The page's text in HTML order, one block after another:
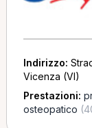
Indirizzo:
Vicenza (VI)
Prestazioni:
osteopatico